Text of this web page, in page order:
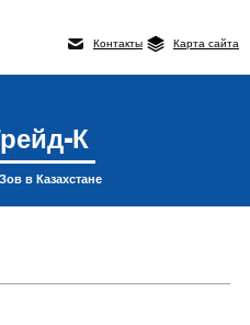
Контакты Карта сайта
К
в Казахстане